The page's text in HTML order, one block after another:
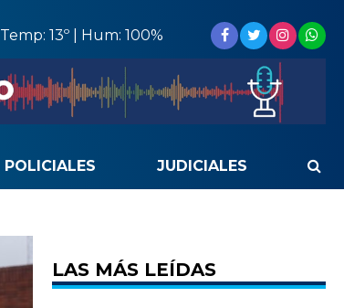
Temp: 13º | Hum: 100%
POLICIALES JUDICIALES
LAS MÁS LEÍDAS